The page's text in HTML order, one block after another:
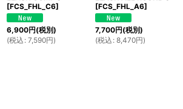
[FCS_FHL_C6]
6,900円(税別)
(税込 : 7,590円)
[FCS_FHL_A6]
7,700円(税別)
(税込 : 8,470円)